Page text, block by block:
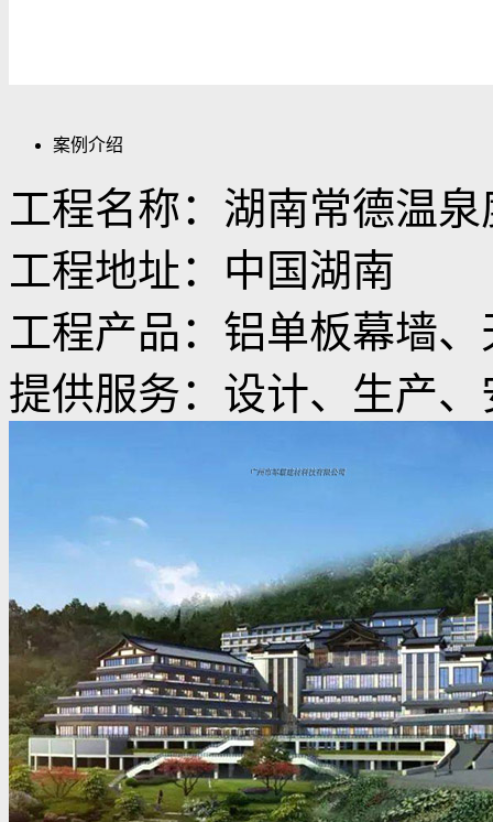
案例介绍
工程名称：湖南常德温
工程地址：中国湖南
工程产品：铝单板幕墙、
提供服务：设计、生产、